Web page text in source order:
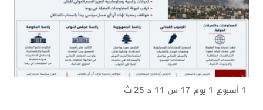
1 أسبوع 1 يوم 17 س 11 د 25 ث